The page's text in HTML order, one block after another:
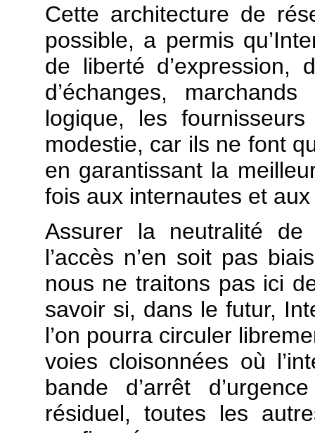
Cette architecture de
possible, a permis
de liberté d’expression,
d’échanges,
logique, les
modestie, car ils ne font
en garantissant la
fois aux internautes et
Assurer la neutralité de
l’accès n’en soit pas
nous ne traitons pas ici
savoir si, dans le futur,
l’on pourra circuler
voies cloisonnées où
bande d’arrêt
résiduel, toutes les